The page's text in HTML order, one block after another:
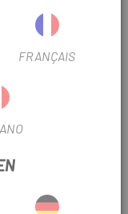
und die Steigung
unter
FRANÇAIS